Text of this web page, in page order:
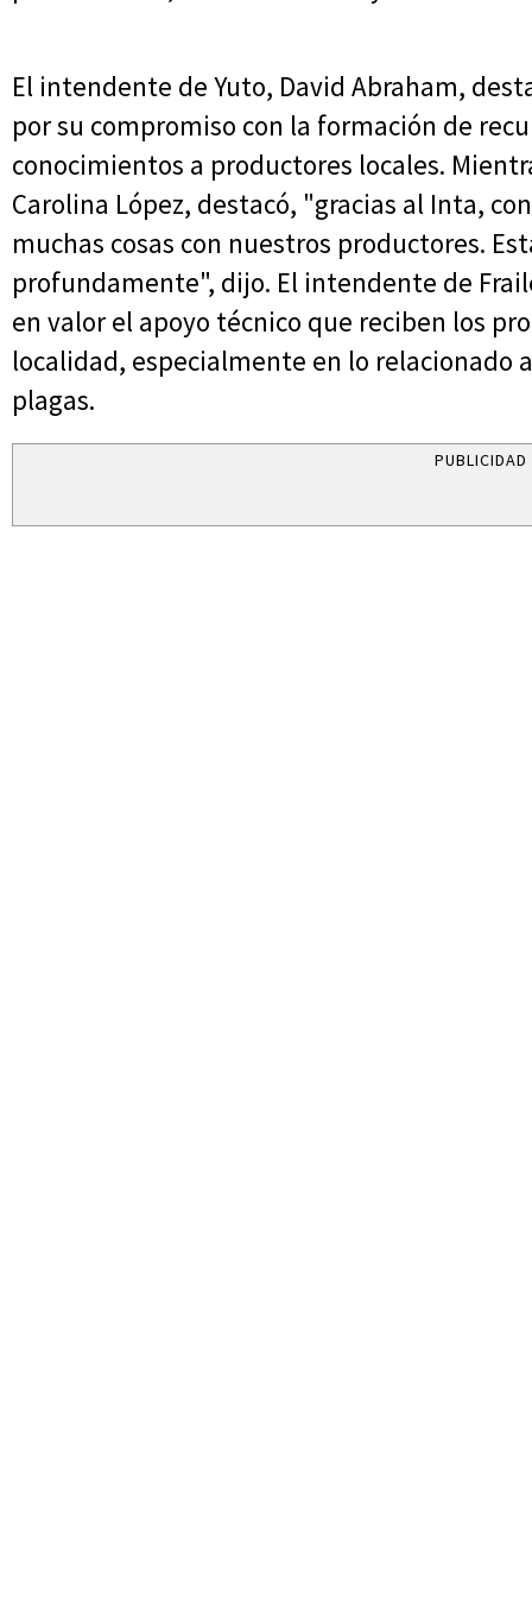
El intendente de Yuto, David Abraham,
por su compromiso con la formación de
conocimientos a productores locales.
Carolina López, destacó, "gracias al Inta,
muchas cosas con nuestros productores.
profundamente", dijo. El intendente de
en valor el apoyo técnico que reciben los
localidad, especialmente en lo relacionado
plagas.
PUBLICIDAD